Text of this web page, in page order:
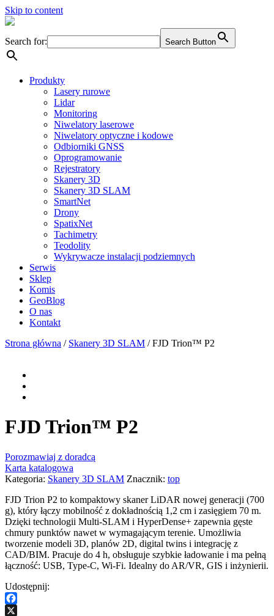
Skip to content
Search for: Search Button
Produkty
Lasery rurowe
Lidar
Monitoring
Niwelatory laserowe
Niwelatory optyczne i kodowe
Odbiorniki GNSS
Oprogramowanie
Rejestratory
Skanery 3D
Skanery 3D SLAM
SmartNet
Drony
SpatixNet
Tachimetry
Teodolity
Wykrywacze instalacji podziemnych
Serwis
Sklep
Komis
GeoBlog
O nas
Kontakt
Strona główna / Skanery 3D SLAM / FJD Trion™ P2
FJD Trion™ P2
Porozmawiaj z doradcą
Karta katalogowa
Kategoria: Skanery 3D SLAM Znacznik: top
FJD Trion P2 to kompaktowy skaner LiDAR nowej generacji (700
g), który łączy mobilność z dokładnością 1,2 cm i zasięgiem 70 m.
Dzięki technologii Multi-SLAM i HyperDense+ zapewnia gęste
chmury punktów nawet w wymagającym terenie. Umożliwia
tworzenie modeli 3D, planów 2D, digital twins i integrację z
CAD/BIM. Pracuje do 4 h, obsługuje szybkie ładowanie i ma pełną
łączność: USB, Type-C, Wi-Fi. Idealny do AR/VR, GIS i inżynierii.
Udostępnij:
Facebook